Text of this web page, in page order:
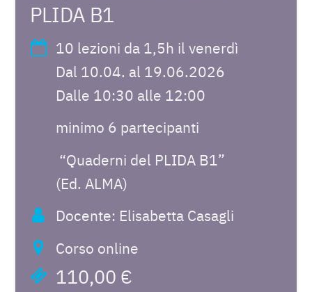
PLIDA B1
10 lezioni da 1,5h il venerdì
Dal 10.04. al 19.06.2026
Dalle 10:30 alle 12:00
minimo 6 partecipanti
“Quaderni del PLIDA B1”
(Ed. ALMA)
Docente: Elisabetta Casagli
Corso online
110,00 €